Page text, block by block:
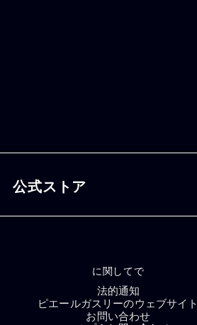
公式ストア
に関してで
法的通知
ピエールガスリーのウェブサイト
お問い合わせ